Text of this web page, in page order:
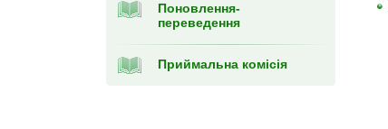
Поновлення-
переведення
Приймальна комісія